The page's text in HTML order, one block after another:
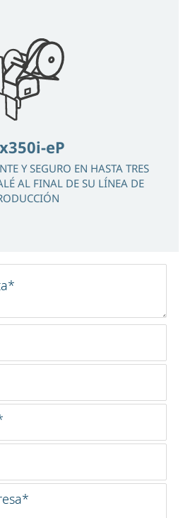
eP
Y SEGURO EN HASTA TRES
AL FINAL DE SU LÍNEA DE